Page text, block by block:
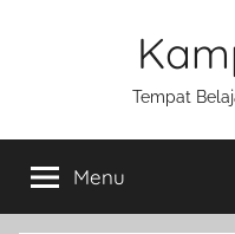
Tempat
Menu